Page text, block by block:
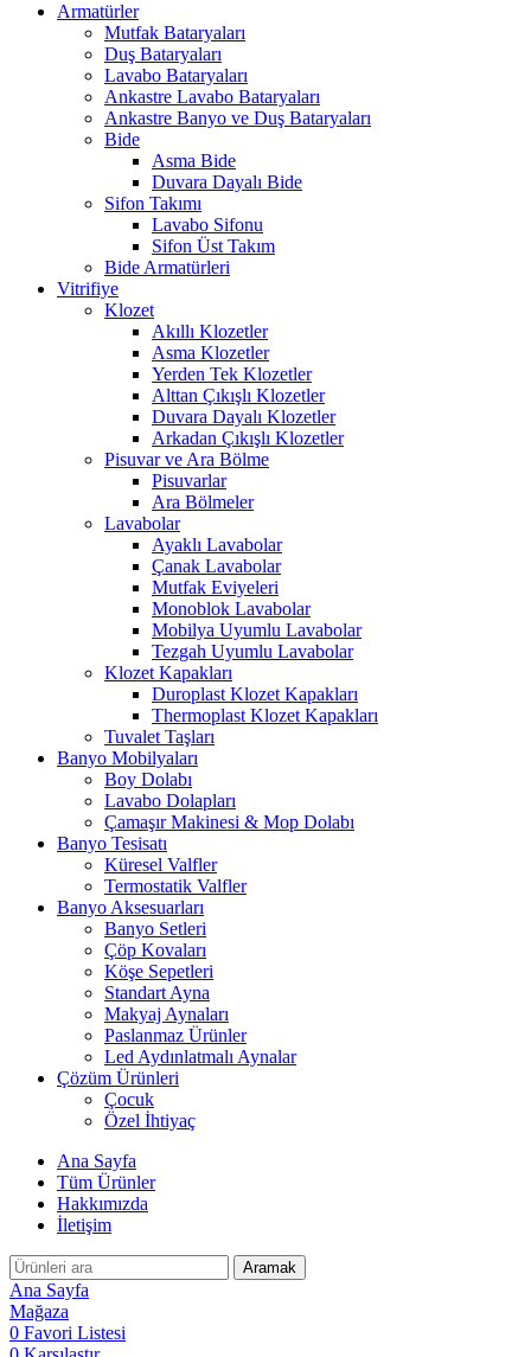
Armatürler
Mutfak Bataryaları
Duş Bataryaları
Lavabo Bataryaları
Ankastre Lavabo Bataryaları
Ankastre Banyo ve Duş Bataryaları
Bide
Asma Bide
Duvara Dayalı Bide
Sifon Takımı
Lavabo Sifonu
Sifon Üst Takım
Bide Armatürleri
Vitrifiye
Klozet
Akıllı Klozetler
Asma Klozetler
Yerden Tek Klozetler
Alttan Çıkışlı Klozetler
Duvara Dayalı Klozetler
Arkadan Çıkışlı Klozetler
Pisuvar ve Ara Bölme
Pisuvarlar
Ara Bölmeler
Lavabolar
Ayaklı Lavabolar
Çanak Lavabolar
Mutfak Eviyeleri
Monoblok Lavabolar
Mobilya Uyumlu Lavabolar
Tezgah Uyumlu Lavabolar
Klozet Kapakları
Duroplast Klozet Kapakları
Thermoplast Klozet Kapakları
Tuvalet Taşları
Banyo Mobilyaları
Boy Dolabı
Lavabo Dolapları
Çamaşır Makinesi & Mop Dolabı
Banyo Tesisatı
Küresel Valfler
Termostatik Valfler
Banyo Aksesuarları
Banyo Setleri
Çöp Kovaları
Köşe Sepetleri
Standart Ayna
Makyaj Aynaları
Paslanmaz Ürünler
Led Aydınlatmalı Aynalar
Çözüm Ürünleri
Çocuk
Özel İhtiyaç
Ana Sayfa
Tüm Ürünler
Hakkımızda
İletişim
Aramak
Ana Sayfa
Mağaza
0 Favori Listesi